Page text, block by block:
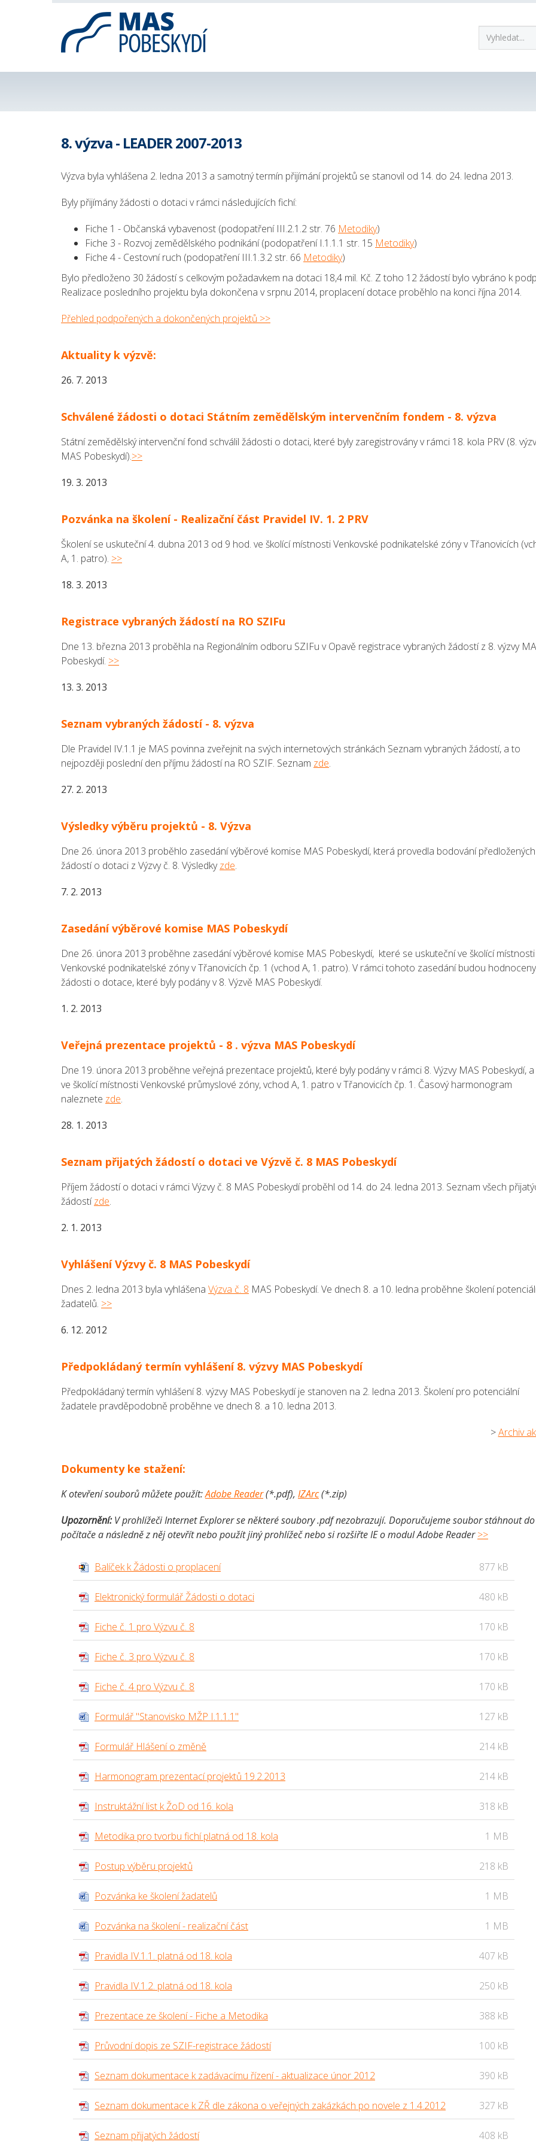
8. výzva - LEADER 2007-2013
Výzva byla vyhlášena 2. ledna 2013 a samotný termín přijímání projektů se stanovil od 14. do 24. ledna 2013.
Byly přijímány žádosti o dotaci v rámci následujících fichí:
Fiche 1 - Občanská vybavenost (podopatření III.2.1.2 str. 76 Metodiky)
Fiche 3 - Rozvoj zemědělského podnikání (podopatření I.1.1.1 str. 15 Metodiky)
Fiche 4 - Cestovní ruch (podopatření III.1.3.2 str. 66 Metodiky)
Bylo předloženo 30 žádostí s celkovým požadavkem na dotaci 18,4 mil. Kč. Z toho 12 žádostí bylo vybráno k
Realizace posledního projektu byla dokončena v srpnu 2014, proplacení dotace proběhlo na konci října 2014.
Přehled podpořených a dokončených projektů >>
Aktuality k výzvě:
26. 7. 2013
Schválené žádosti o dotaci Státním zemědělským intervenčním fondem - 8. výzva
Státní zemědělský intervenční fond schválil žádosti o dotaci, které byly zaregistrovány v rámci 18. kola PRV (8.
MAS Pobeskydí).>>
19. 3. 2013
Pozvánka na školení - Realizační část Pravidel IV. 1. 2 PRV
Školení se uskuteční 4. dubna 2013 od 9 hod. ve školící místnosti Venkovské podnikatelské zóny v Třanovicích
A, 1. patro). >>
18. 3. 2013
Registrace vybraných žádostí na RO SZIFu
Dne 13. března 2013 proběhla na Regionálním odboru SZIFu v Opavě registrace vybraných žádostí z 8. výzvy
Pobeskydí. >>
13. 3. 2013
Seznam vybraných žádostí - 8. výzva
Dle Pravidel IV.1.1 je MAS povinna zveřejnit na svých internetových stránkách Seznam vybraných žádostí, a to
nejpozději poslední den příjmu žádostí na RO SZIF. Seznam zde.
27. 2. 2013
Výsledky výběru projektů - 8. Výzva
Dne 26. února 2013 proběhlo zasedání výběrové komise MAS Pobeskydí, která provedla bodování předložených
žádostí o dotaci z Výzvy č. 8. Výsledkyzde.
7. 2. 2013
Zasedání výběrové komise MAS Pobeskydí
Dne 26. února 2013 proběhne zasedání výběrové komise MAS Pobeskydí, které se uskuteční ve školící místnosti
Venkovské podnikatelské zóny v Třanovicích čp. 1 (vchod A, 1. patro). V rámci tohoto zasedání budou hodnoceny
žádosti o dotace, které byly podány v 8. Výzvě MAS Pobeskydí.
1. 2. 2013
Veřejná prezentace projektů - 8 . výzva MAS Pobeskydí
Dne 19. února 2013 proběhne veřejná prezentace projektů, které byly podány v rámci 8. Výzvy MAS Pobeskydí,
ve školící místnosti Venkovské průmyslové zóny, vchod A, 1. patro v Třanovicích čp. 1. Časový harmonogram
naleznete zde.
28. 1. 2013
Seznam přijatých žádostí o dotaci ve Výzvě č. 8 MAS Pobeskydí
Příjem žádostí o dotaci v rámci Výzvy č. 8 MAS Pobeskydí proběhl od 14. do 24. ledna 2013. Seznam všech
žádostízde.
2. 1. 2013
Vyhlášení Výzvy č. 8 MAS Pobeskydí
Dnes 2. ledna 2013 byla vyhlášena Výzva č. 8 MAS Pobeskydí. Ve dnech 8. a 10. ledna proběhne školení
žadatelů. >>
6. 12. 2012
Předpokládaný termín vyhlášení 8. výzvy MAS Pobeskydí
Předpokládaný termín vyhlášení 8. výzvy MAS Pobeskydí je stanoven na 2. ledna 2013. Školení pro potenciální
žadatele pravděpodobně proběhne ve dnech 8. a 10. ledna 2013.
>Archiv
Dokumenty ke stažení:
K otevření souborů můžete použít:Adobe Reader(*.pdf), IZArc(*.zip)
Upozornění:V prohlížeči Internet Explorer se některé soubory .pdf nezobrazují. Doporučujeme soubor stáhnout do
počítače a následně z něj otevřít nebo použít jiný prohlížeč nebo si rozšiřte IE o modul Adobe Reader >>
Balíček k Žádosti o proplacení 877 kB
Elektronický formulář Žádosti o dotaci 480 kB
Fiche č. 1 pro Výzvu č. 8 170 kB
Fiche č. 3 pro Výzvu č. 8 170 kB
Fiche č. 4 pro Výzvu č. 8 170 kB
Formulář "Stanovisko MŽP I.1.1.1" 127 kB
Formulář Hlášení o změně 214 kB
Harmonogram prezentací projektů 19.2.2013 214 kB
Instruktážní list k ŽoD od 16. kola 318 kB
Metodika pro tvorbu fichí platná od 18. kola 1 MB
Postup výběru projektů 218 kB
Pozvánka ke školení žadatelů 1 MB
Pozvánka na školení - realizační část 1 MB
Pravidla IV.1.1. platná od 18. kola 407 kB
Pravidla IV.1.2. platná od 18. kola 250 kB
Prezentace ze školení - Fiche a Metodika 388 kB
Průvodní dopis ze SZIF-registrace žádostí 100 kB
Seznam dokumentace k zadávacímu řízení - aktualizace únor 2012 390 kB
Seznam dokumentace k ZŘ dle zákona o veřejných zakázkách po novele z 1.4.2012 327 kB
Seznam přijatých žádostí 408 kB